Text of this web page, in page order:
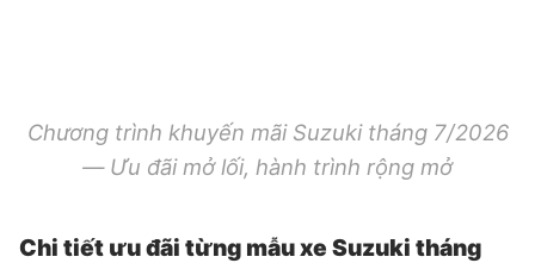
Chương trình khuyến mãi Suzuki tháng 7/2026
— Ưu đãi mở lối, hành trình rộng mở
Chi tiết ưu đãi từng mẫu xe Suzuki tháng